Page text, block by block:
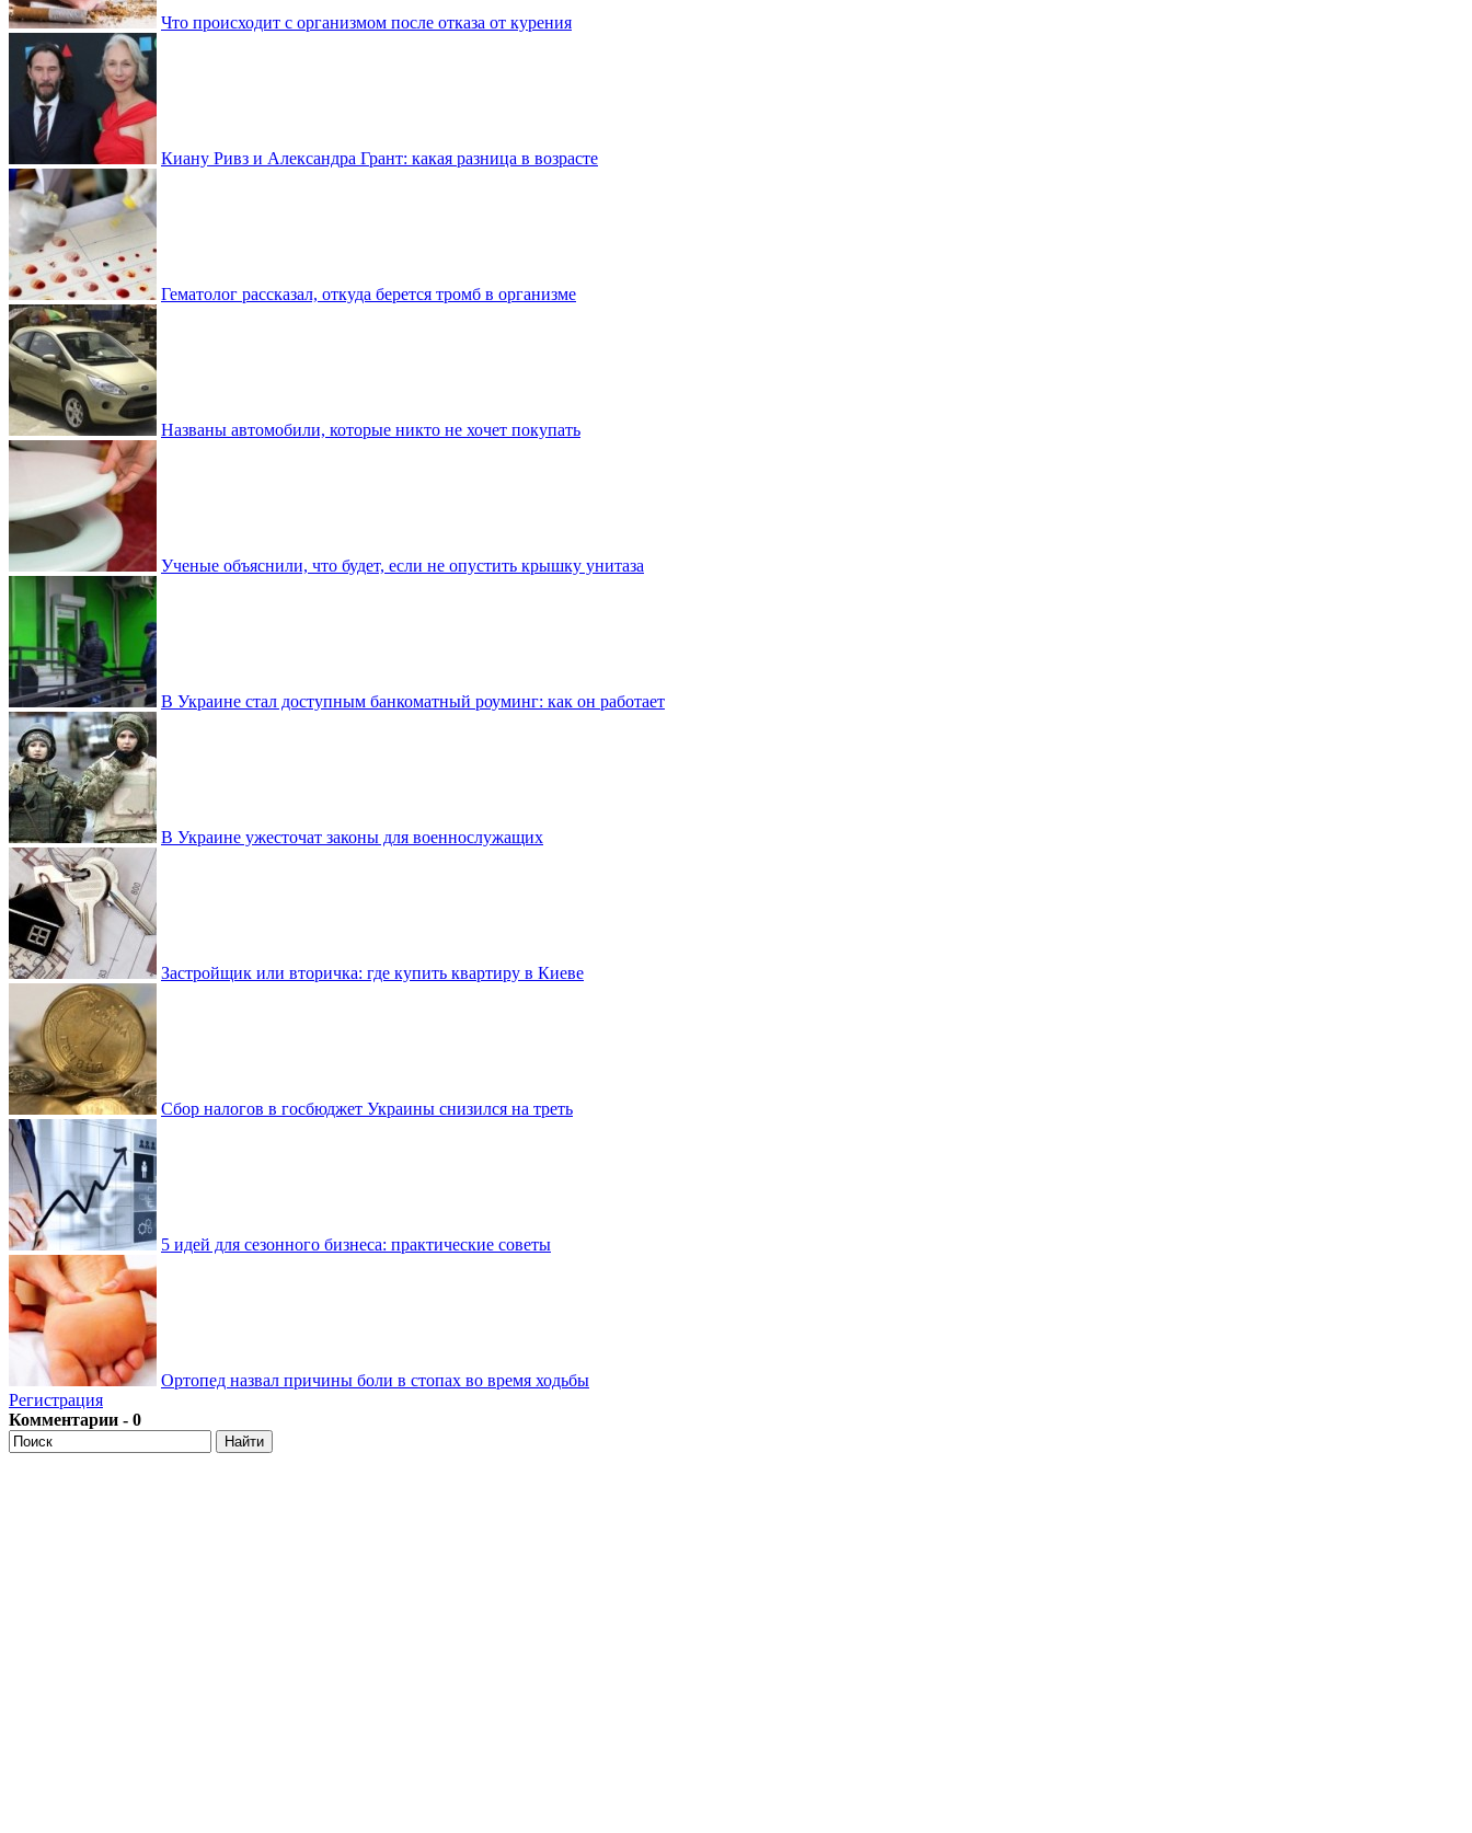
Что происходит с организмом после отказа от курения
Киану Ривз и Александра Грант: какая разница в возрасте
Гематолог рассказал, откуда берется тромб в организме
Названы автомобили, которые никто не хочет покупать
Ученые объяснили, что будет, если не опустить крышку унитаза
В Украине стал доступным банкоматный роуминг: как он работает
В Украине ужесточат законы для военнослужащих
Застройщик или вторичка: где купить квартиру в Киеве
Сбор налогов в госбюджет Украины снизился на треть
5 идей для сезонного бизнеса: практические советы
Ортопед назвал причины боли в стопах во время ходьбы
Регистрация
Комментарии - 0